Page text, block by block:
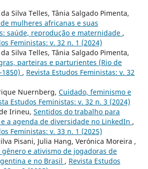
Silva Telles, Tânia Salgado Pimenta,
mulheres africanas e suas
saúde, reprodução e maternidade ,
Feministas: v. 32 n. 1 (2024)
Silva Telles, Tânia Salgado Pimenta,
parteiras e parturientes (Rio de
1850) , Revista Estudos Feministas: v. 32
Nuernberg, Cuidado, feminismo e
Estudos Feministas: v. 32 n. 3 (2024)
Irineu, Sentidos do trabalho para
e a agenda de diversidade no LinkedIn ,
Feministas: v. 33 n. 1 (2025)
Pisani, Julia Hang, Verónica Moreira ,
gênero e ativismo de jogadoras de
e no Brasil , Revista Estudos